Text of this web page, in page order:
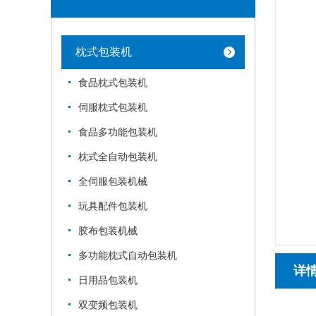
枕式包装机
食品枕式包装机
伺服枕式包装机
食品多功能包装机
枕式全自动包装机
全伺服包装机械
玩具配件包装机
胶布包装机械
多功能枕式自动包装机
日用品包装机
双变频包装机
详